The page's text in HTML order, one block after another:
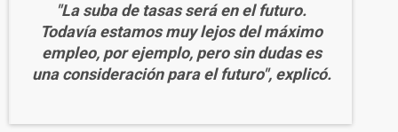
"La suba de tasas será en el futuro.
Todavía estamos muy lejos del máximo
empleo, por ejemplo, pero sin dudas es
una consideración para el futuro", explicó.